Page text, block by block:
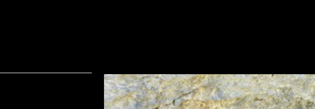
Foto:
Pokrajinski muzej Celje